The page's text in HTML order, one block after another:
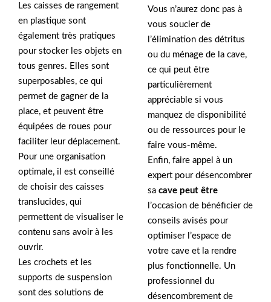
Les caisses de rangement
en plastique sont
également très pratiques
pour stocker les objets en
tous genres. Elles sont
superposables, ce qui
permet de gagner de la
place, et peuvent être
équipées de roues pour
faciliter leur déplacement.
Pour une organisation
optimale, il est conseillé
de choisir des caisses
translucides, qui
permettent de visualiser le
contenu sans avoir à les
ouvrir.
Les crochets et les
supports de suspension
sont des solutions de
Vous n’aurez donc pas à
vous soucier de
l’élimination des détritus
ou du ménage de la cave,
ce qui peut être
particulièrement
appréciable si vous
manquez de disponibilité
ou de ressources pour le
faire vous-même.
Enfin, faire appel à un
expert pour désencombrer
sa cave peut être
l’occasion de bénéficier de
conseils avisés pour
optimiser l’espace de
votre cave et la rendre
plus fonctionnelle. Un
professionnel du
désencombrement de